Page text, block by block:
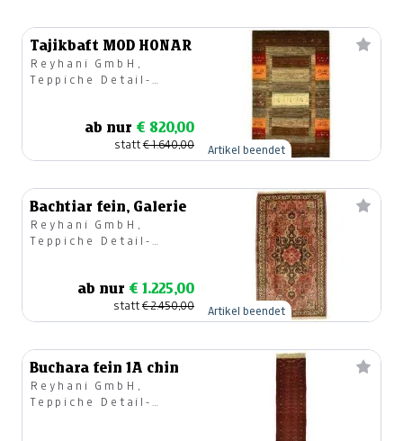
Tajikbaft MOD HONAR
Reyhani GmbH,
Teppiche Detail-
ab nur € 820,00
statt€ 1.640,00 Artikel beendet
Bachtiar fein, Galerie
Reyhani GmbH,
Teppiche Detail-
ab nur € 1.225,00
statt€ 2.450,00 Artikel beendet
Buchara fein 1A chin
Reyhani GmbH,
Teppiche Detail-